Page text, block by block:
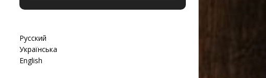
Русский
Українська
English